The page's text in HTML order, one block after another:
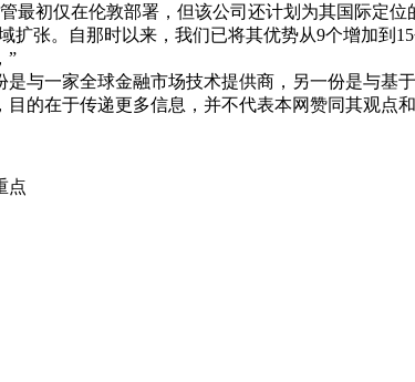
初仅在伦敦部署，但该公司还计划为其国际定位
扩张。自那时以来，我们已将其优势从9个增加到
”
与一家全球金融市场技术提供商，另一份是与基
的在于传递更多信息，并不代表本网赞同其观点
点